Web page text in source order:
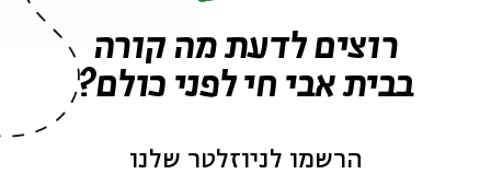
רוצים לדעת מה קורה
בבית אבי חי לפני כולם?
הרשמו לניוזלטר שלנו